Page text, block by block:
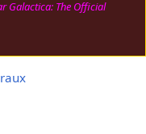
Galactica: The Official